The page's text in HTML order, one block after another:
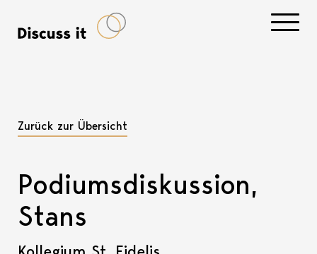
Zurück zur Übersicht
Podiumsdiskussion,
Stans